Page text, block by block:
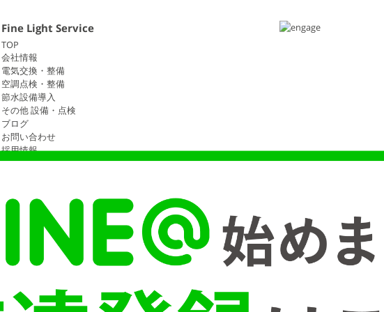
Fine Light Service
TOP
会社情報
電気交換・整備
空調点検・整備
節水設備導入
その他 設備・点検
ブログ
お問い合わせ
採用情報
有限会社 ファインライトサービス © 2026. ALL RIGHTS RESERVED